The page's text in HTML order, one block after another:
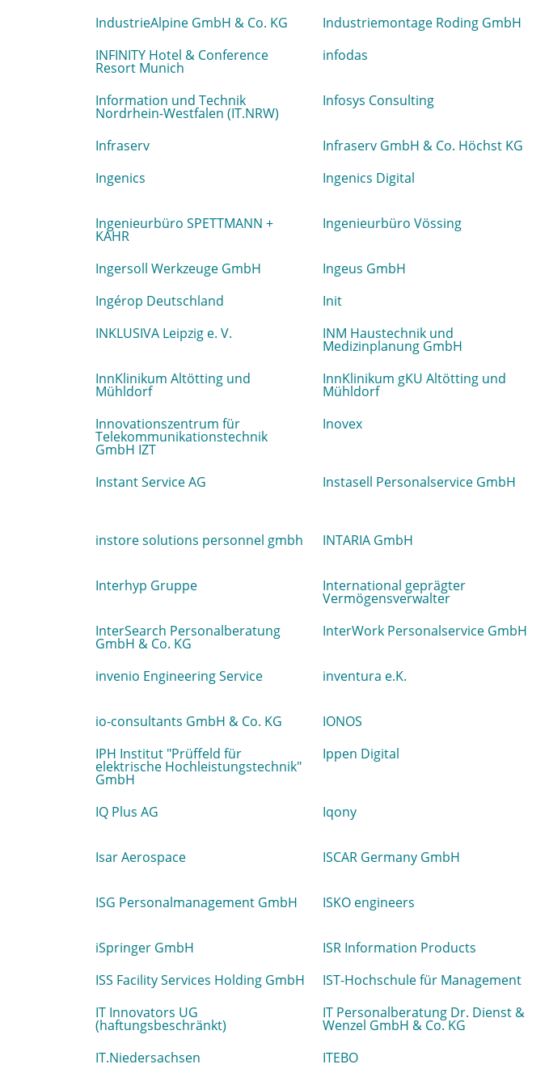
IndustrieAlpine GmbH & Co. KG
Industriemontage Roding GmbH
INFINITY Hotel & Conference
Resort Munich
infodas
Information und Technik
Nordrhein-Westfalen (IT.NRW)
Infosys Consulting
Infraserv Infraserv GmbH & Co. Höchst KG
Ingenics
Ingenics Digital
Ingenieurbüro SPETTMANN +
KAHR
Ingenieurbüro Vössing
Ingersoll Werkzeuge GmbH
Ingeus GmbH
Ingérop Deutschland
Init
INKLUSIVA Leipzig e. V.
INM Haustechnik und
Medizinplanung GmbH
InnKlinikum Altötting und
Mühldorf
InnKlinikum gKU Altötting und
Mühldorf
Innovationszentrum für
Telekommunikationstechnik
GmbH IZT
Inovex
Instant Service AG Instasell Personalservice GmbH
instore solutions personnel gmbh INTARIA GmbH
Interhyp Gruppe
International geprägter
Vermögensverwalter
InterSearch Personalberatung
GmbH & Co. KG
InterWork Personalservice GmbH
invenio Engineering Service inventura e.K.
io-consultants GmbH & Co. KG IONOS
IPH Institut "Prüffeld für
elektrische Hochleistungstechnik"
GmbH
Ippen Digital
IQ Plus AG Iqony
Isar Aerospace
ISCAR Germany GmbH
ISG Personalmanagement GmbH ISKO engineers
iSpringer GmbH
ISR Information Products
ISS Facility Services Holding GmbH
IST-Hochschule für Management
IT Innovators UG
(haftungsbeschränkt)
IT Personalberatung Dr. Dienst &
Wenzel GmbH & Co. KG
IT.Niedersachsen
ITEBO